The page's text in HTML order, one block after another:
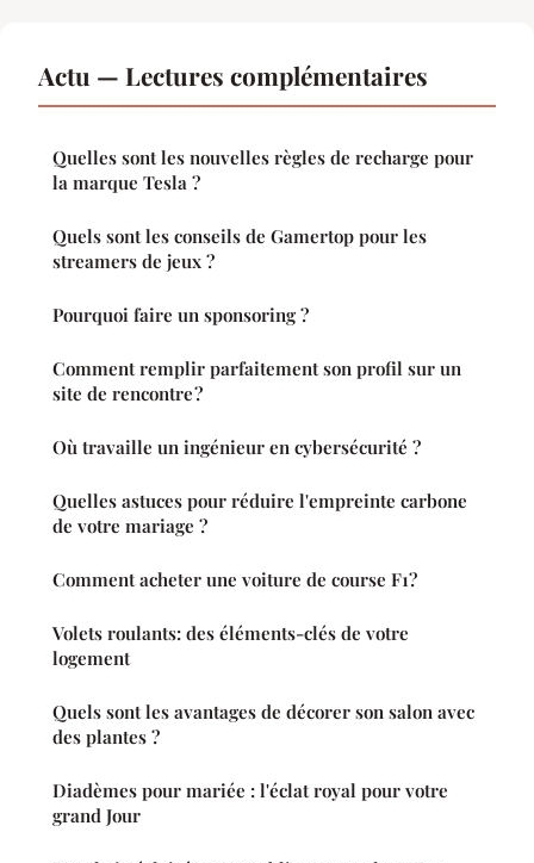
Actu — Lectures complémentaires
Quelles sont les nouvelles règles de recharge pour
la marque Tesla ?
Quels sont les conseils de Gamertop pour les
streamers de jeux ?
Pourquoi faire un sponsoring ?
Comment remplir parfaitement son profil sur un
site de rencontre ?
Où travaille un ingénieur en cybersécurité ?
Quelles astuces pour réduire l'empreinte carbone
de votre mariage ?
Comment acheter une voiture de course F1?
Volets roulants: des éléments-clés de votre
logement
Quels sont les avantages de décorer son salon avec
des plantes ?
Diadèmes pour mariée : l'éclat royal pour votre
grand Jour